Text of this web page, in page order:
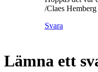
/Claes Hemberg
Svara
Lämna ett